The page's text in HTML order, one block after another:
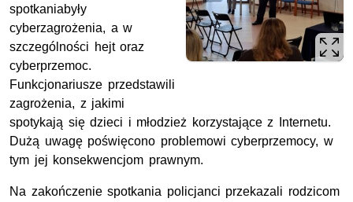
spotkaniabyły
cyberzagrożenia, a w
szczególności hejt oraz
cyberprzemoc.
Funkcjonariusze przedstawili
zagrożenia, z jakimi
spotykają się dzieci i młodzież korzystające z Internetu.
Dużą uwagę poświęcono problemowi cyberprzemocy, w
tym jej konsekwencjom prawnym.
Na zakończenie spotkania policjanci przekazali rodzicom